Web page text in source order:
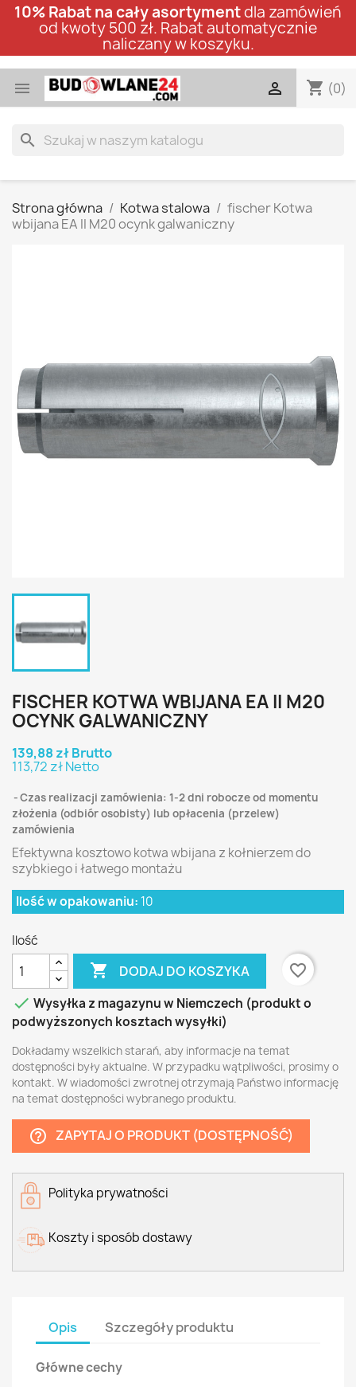
10% Rabat na cały asortymentdla zamówień
od kwoty 500 zł. Rabat automatycznie
naliczany w koszyku.
 shopping_cart (0)

search
Strona główna Kotwa stalowa
fischer Kotwa
wbijana EA II M20 ocynk galwaniczny
FISCHER KOTWA WBIJANA EA II M20
OCYNK GALWANICZNY
139,88 zł Brutto
113,72 zł Netto
Czas realizacji zamówienia: 1-2 dni robocze od momentu
złożenia (odbiór osobisty) lub opłacenia (przelew)
zamówienia
Efektywna kosztowo kotwa wbijana z kołnierzem do
szybkiego i łatwego montażu
Ilość w opakowaniu: 10
Ilość
 DODAJ DO KOSZYKA
favorite_border
 Wysyłka z magazynu w Niemczech (produkt o
podwyższonych kosztach wysyłki)
Dokładamy wszelkich starań, aby informacje na temat
dostępności były aktualne. W przypadku wątpliwości, prosimy o
kontakt. W wiadomości zwrotnej otrzymają Państwo informację
na temat dostępności wybranego produktu.
help_outline ZAPYTAJ O PRODUKT (DOSTĘPNOŚĆ)
Polityka prywatności
Koszty i sposób dostawy
Opis Szczegóły produktu
Główne cechy